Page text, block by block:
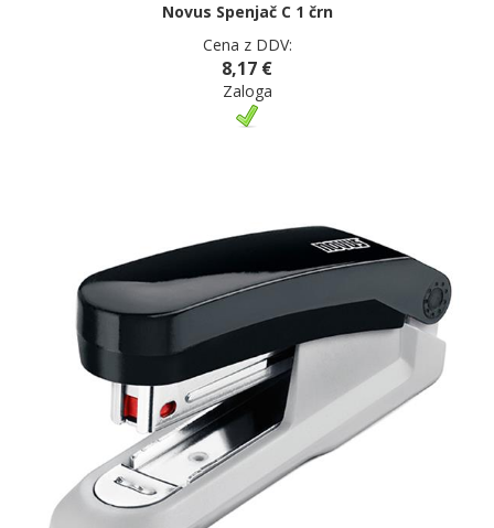
Novus Spenjač C 1 črn
Cena z DDV:
8,17 €
Zaloga